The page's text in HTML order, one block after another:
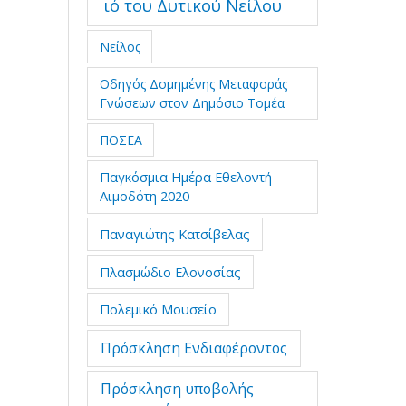
ιό του Δυτικού Νείλου
Νείλος
Οδηγός Δομημένης Μεταφοράς
Γνώσεων στον Δημόσιο Τομέα
ΠΟΣΕΑ
Παγκόσμια Ημέρα Εθελοντή
Αιμοδότη 2020
Παναγιώτης Κατσίβελας
Πλασμώδιο Ελονοσίας
Πολεμικό Μουσείο
Πρόσκληση Ενδιαφέροντος
Πρόσκληση υποβολής